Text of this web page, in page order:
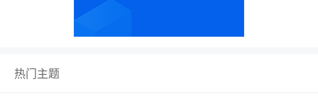
热门主题